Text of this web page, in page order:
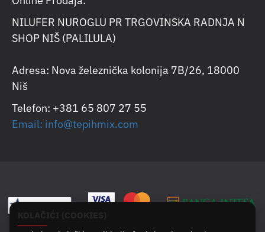
NILUFER NUROGLU PR TRGOVINSKA RADNJA N
SHOP NIŠ (PALILULA)
Adresa: Nova železnička kolonija 7B/26, 18000
Niš
Telefon: +381 65 807 27 55
Email: info@tepihmix.com
KOLAČIĆI (COOKIES)